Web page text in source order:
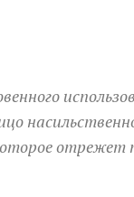
отрежет